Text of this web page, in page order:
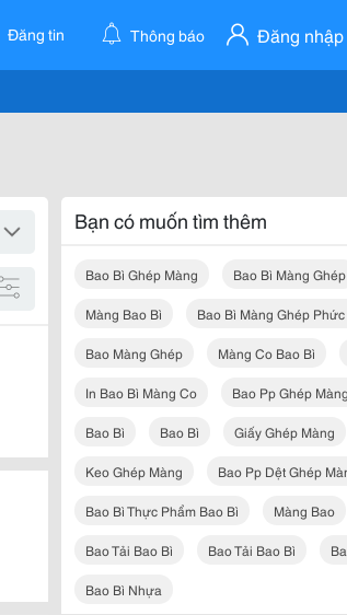
Đăng tin Thông báo Đăng
Bạn có muốn tìm thêm
Bao Bì Ghép Màng Bao Bì Màng Ghép
Màng Bao Bì Bao Bì Màng Ghép
Bao Màng Ghép Màng Co Bao Bì
In Bao Bì Màng Co Bao Pp Ghép
Bao Bì Bao Bì Giấy Ghép Màng
Keo Ghép Màng Bao Pp Dệt Ghép
Bao Bì Thực Phẩm Bao Bì Màng Bao
Bao Tải Bao Bì Bao Tải Bao Bì
Bao Bì Nhựa